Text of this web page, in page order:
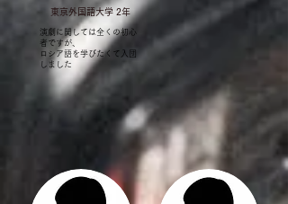
​東京外国語大学 2年
演劇に関しては全くの初心
者ですが、
​ロシア語を学びたくて入団
しました